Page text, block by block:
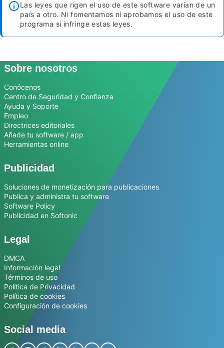
Las leyes que rigen el uso de este software varían de un
país a otro. Ni fomentamos ni aprobamos el uso de este
programa si infringe estas leyes.
Sobre nosotros
Conócenos
Centro de Seguridad y Confianza
Ayuda y Soporte
Empleo
Directrices editoriales
Añade tu software / app
Herramientas online
Publicidad
Soluciones de monetización para publicaciones
Publica y administra tu software
Software Policy
Publicidad en Softonic
Legal
DMCA
Información legal
Términos de uso
Política de Privacidad
Política de cookies
Configuración de cookies
Social media